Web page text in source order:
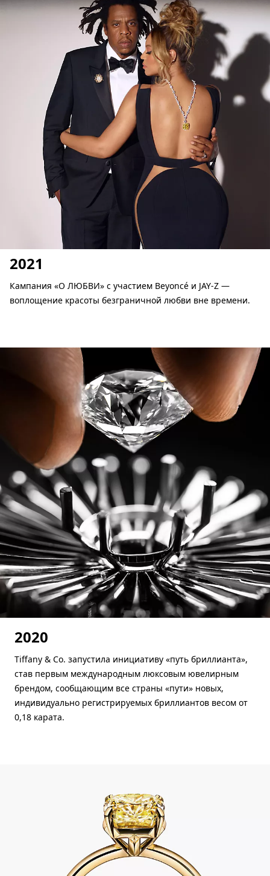
2021
Кампания «О ЛЮБВИ» с участием Beyoncé и JAY-Z —
воплощение красоты безграничной любви вне времени.
2020
Tiffany & Co. запустила инициативу «путь бриллианта»,
став первым международным люксовым ювелирным
брендом, сообщающим все страны «пути» новых,
индивидуально регистрируемых бриллиантов весом от
0,18 карата.